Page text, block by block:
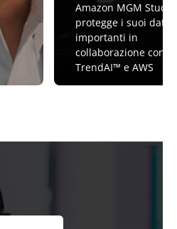
Amazon MGM
protegge i suoi dati
importanti in
collaborazione con
TrendAI™ e AWS